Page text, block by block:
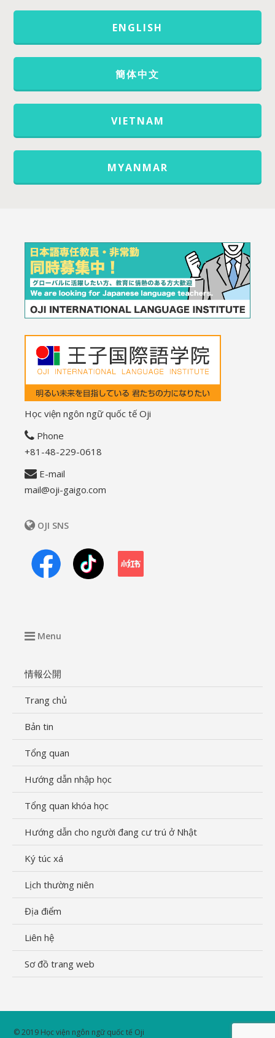
ENGLISH
簡体中文
VIETNAM
MYANMAR
Học viện ngôn ngữ quốc tế Oji
Phone
+81-48-229-0618
E-mail
mail@oji-gaigo.com
OJI SNS
Menu
情報公開
Trang chủ
Bản tin
Tổng quan
Hướng dẫn nhập học
Tổng quan khóa học
Hướng dẫn cho người đang cư trú ở Nhật
Ký túc xá
Lịch thường niên
Địa điểm
Liên hệ
Sơ đồ trang web
© 2019 Học viện ngôn ngữ quốc tế Oji